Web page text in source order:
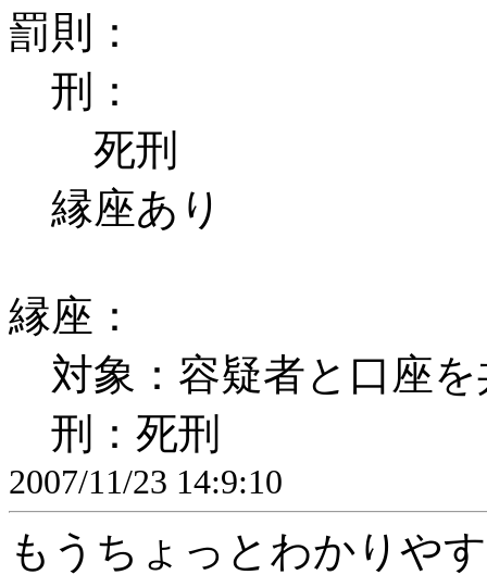
罰則：
刑：
死刑
縁座あり
縁座：
対象：容疑者と口座
刑：死刑
2007/11/23 14:9:10
もうちょっとわかりや